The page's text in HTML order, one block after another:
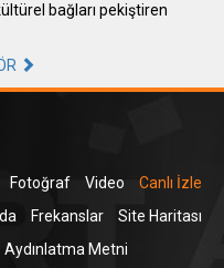
bağları pekiştiren
Fotoğraf Video
Canlı İzle
Frekanslar
Site Haritası
Aydınlatma Metni